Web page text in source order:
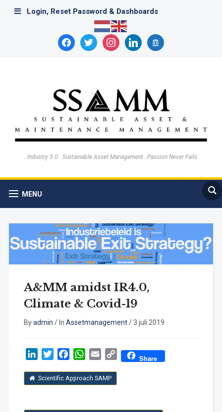
Login, Reset Password & Dashboards
facebooktwitter instagramlinkedinarchive
..Industry 5.0.. Sustainable Asset Management…Passion Never Fails
MENU
A&MM amidst IR4.0,
Climate & Covid-19
Byadmin / In Assetmanagement/3 juli 2019
LinkedInTwitterFacebookWhatsApp
Email
Copy Share
Scientific Approach SAMP